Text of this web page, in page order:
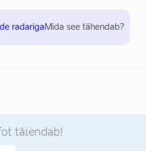
radariga Mida see tähendab?
täiendab!